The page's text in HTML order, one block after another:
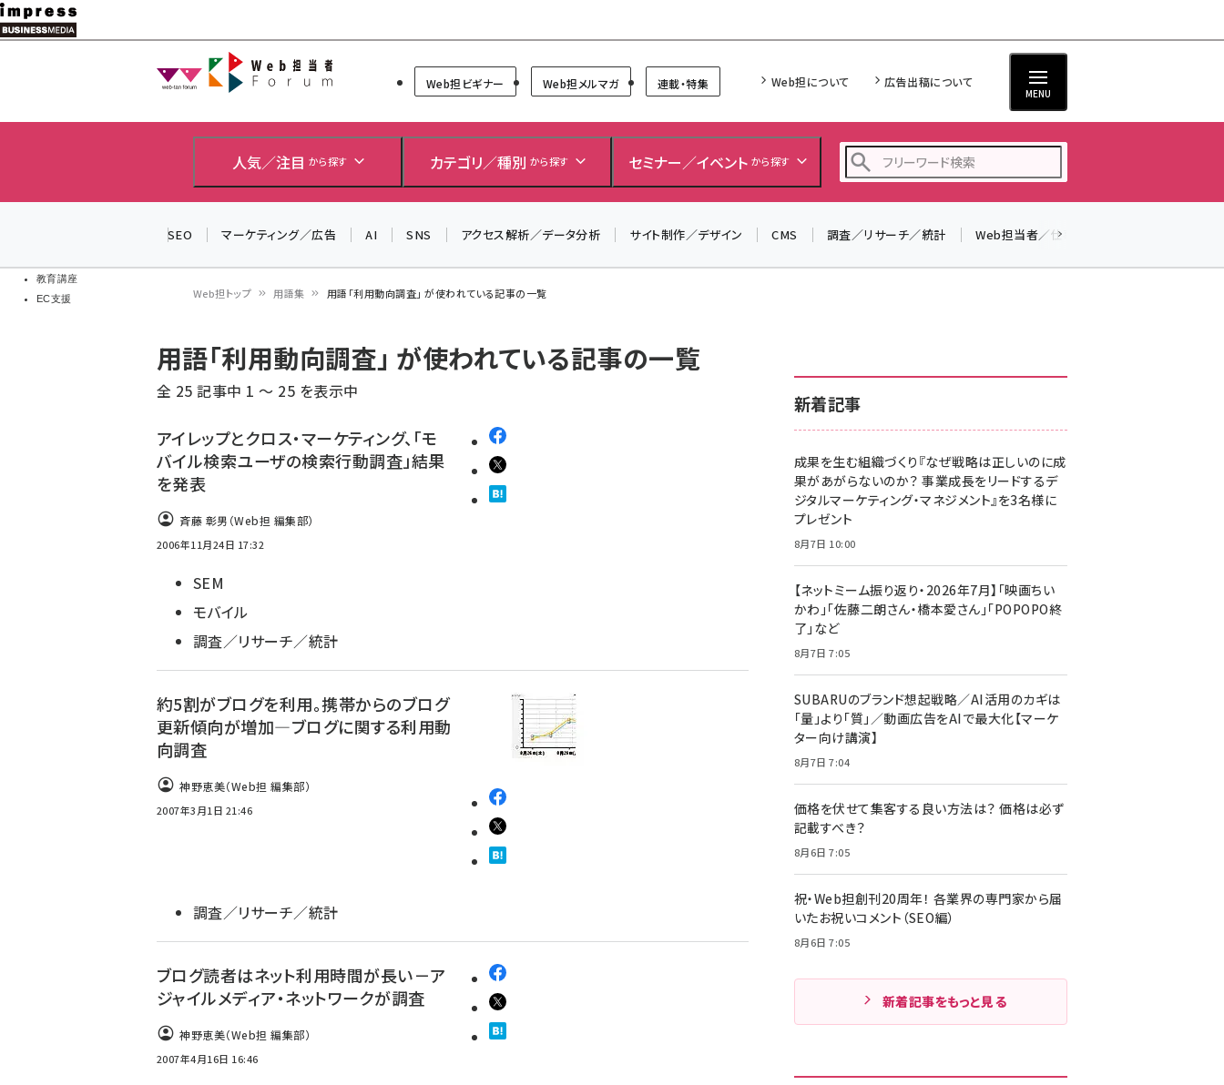
メ
イ
教育講座
EC支援
Web担当者Forum
Web担ビギナー Web担メルマガ 連載・特集 Web担について 広告出稿について
MENU
人気／注目 から探す カテゴリ／種別 から探す セミナー／イベント から探す
z世代 (1623)
meo (1277)
llmo (1166)
SEO マーケティング／広告 AI SNS アクセス解析／データ分析 サイト制作／デザイン CMS 調査／リサーチ／統計 Web担当者／仕事
ン
く
ず
Web担トップ 用語集 用語「利用動向調査」 が使われている記事の一覧
用語「利用動向調査」 が使われている記事の一覧
全 25 記事中 1 ～ 25 を表示中
アイレップとクロス・マーケティング、「モ
バイル検索ユーザの検索行動調査」結果
を発表
斉藤 彰男（Web担 編集部）
2006年11月24日 17:32
SEM
モバイル
調査／リサーチ／統計
約5割がブログを利用。携帯からのブログ
更新傾向が増加―ブログに関する利用動
向調査
神野恵美（Web担 編集部）
2007年3月1日 21:46
調査／リサーチ／統計
ブログ読者はネット利用時間が長い－ア
ジャイルメディア・ネットワークが調査
神野恵美（Web担 編集部）
2007年4月16日 16:46
新着記事
成果を生む組織づくり『なぜ戦略は正しいのに成
果があがらないのか？ 事業成長をリードするデ
ジタルマーケティング・マネジメント』を3名様に
プレゼント
8月7日 10:00
【ネットミーム振り返り・2026年7月】「映画ちい
かわ」「佐藤二朗さん・橋本愛さん」「POPOPO終
了」など
8月7日 7:05
SUBARUのブランド想起戦略／AI活用のカギは
「量」より「質」／動画広告をAIで最大化【マーケ
ター向け講演】
8月7日 7:04
価格を伏せて集客する良い方法は？ 価格は必ず
記載すべき？
8月6日 7:05
祝・Web担創刊20周年！ 各業界の専門家から届
いたお祝いコメント（SEO編）
8月6日 7:05
新着記事をもっと見る
＼ 8月27日開催、申し込み受付中！ ／
生成AIをマーケティング等に活用するための考え方を学べ
るセミナーイベント「生成AI × マーケティング フォーラム
▼申し込みはこちらから▼